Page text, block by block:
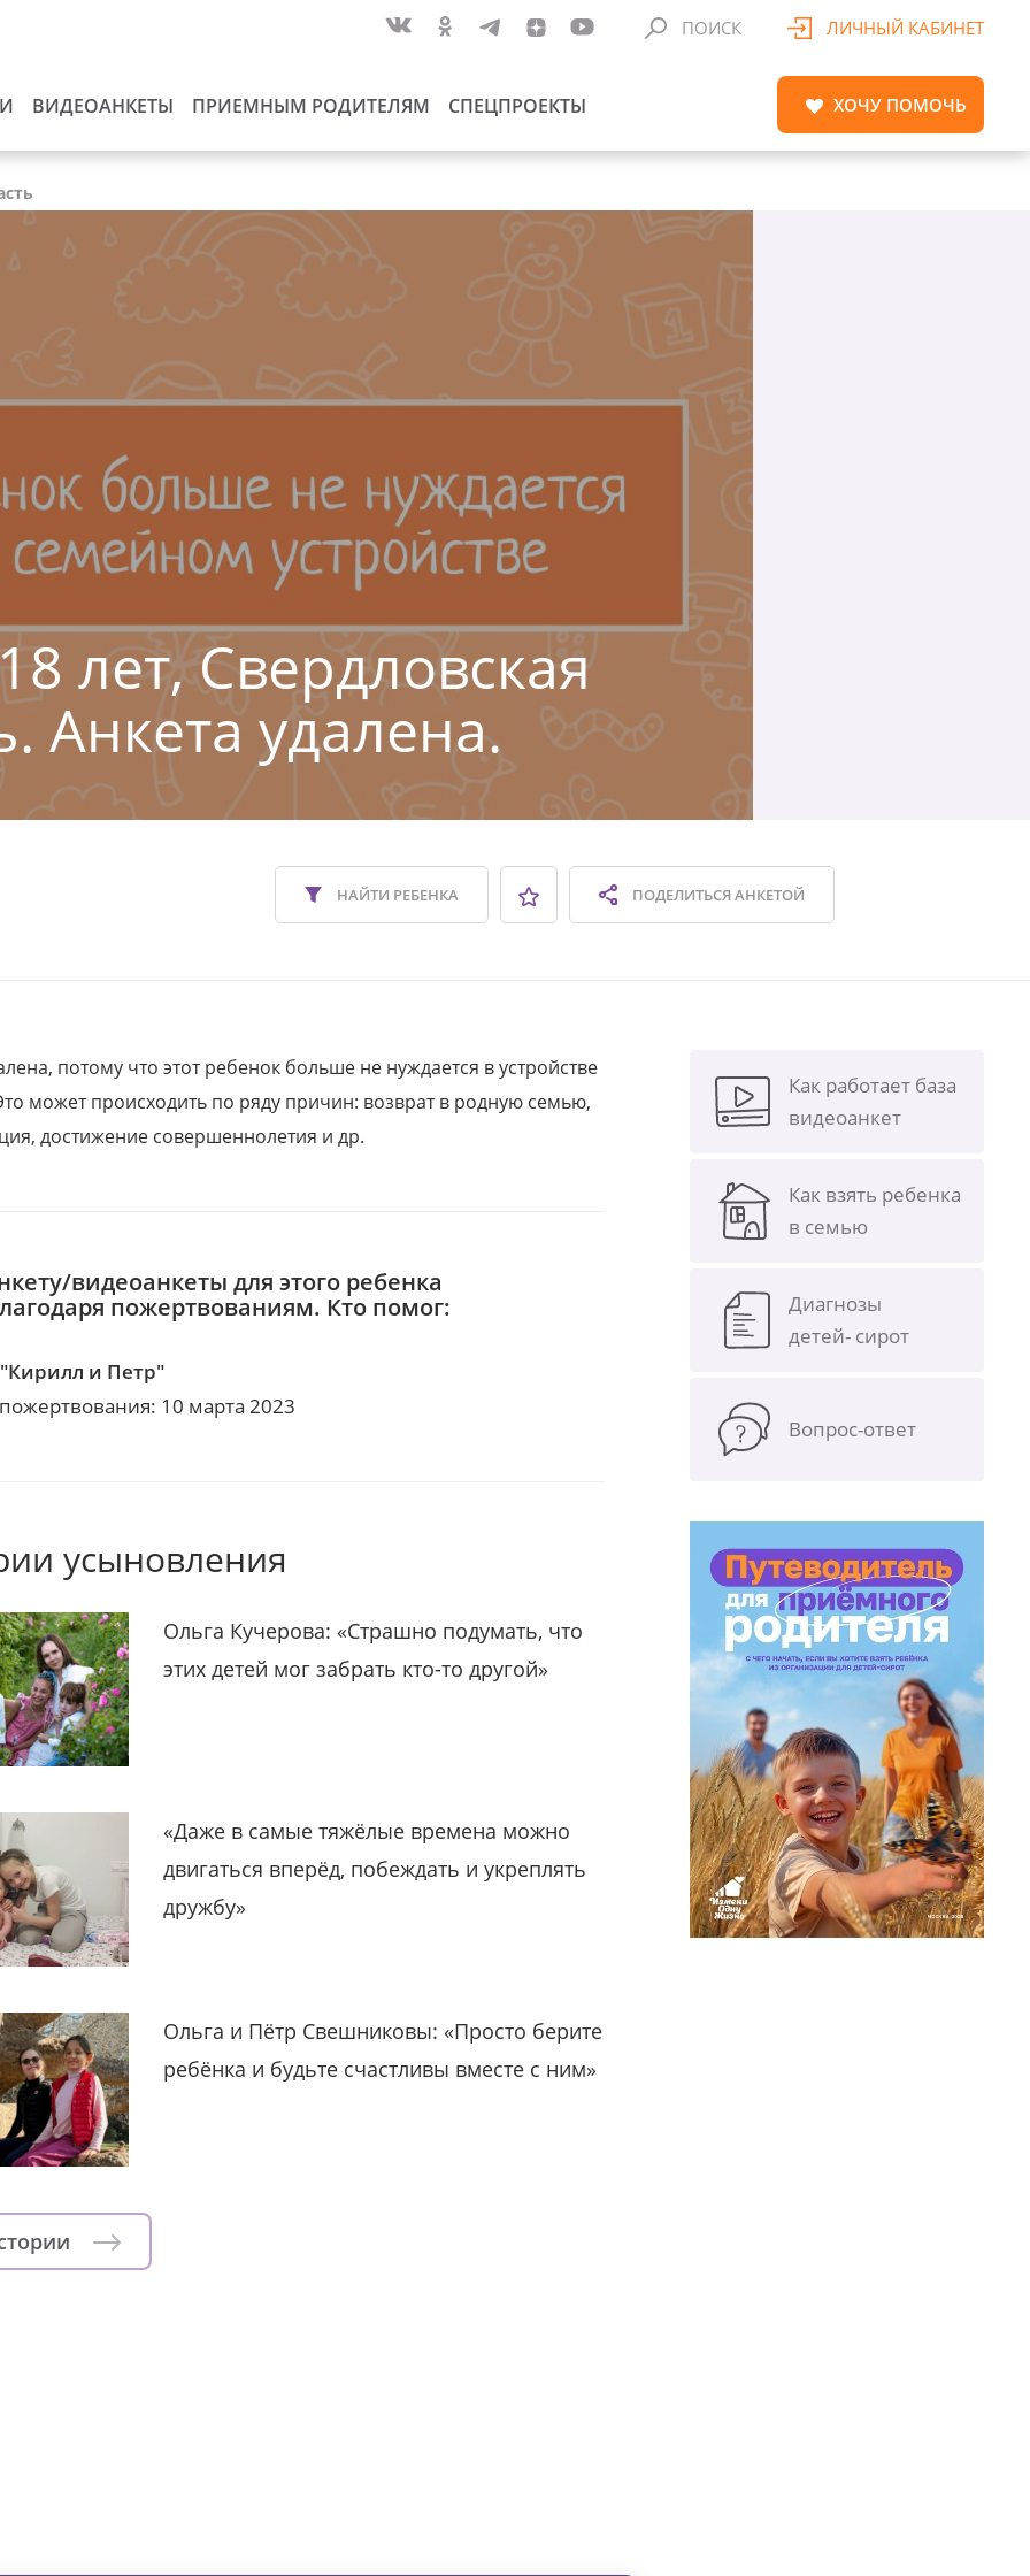
ВИДЕОАНКЕТЫ ПРИЕМНЫМ РОДИТЕЛЯМ СПЕЦПРОЕКТЫ
ПОИСК ЛИЧНЫЙ КАБИНЕТ
ХОЧУ ПОМОЧЬ
лет, Свердловская
Анкета удалена.
ПОДЕЛИТЬСЯАНКЕТОЙ
НАЙТИ РЕБЕНКА
потому что этот ребенок больше не нуждается в устройстве
может происходить по ряду причин: возврат в родную семью,
достижение совершеннолетия и др.
видеоанкеты для этого ребенка
пожертвованиям. Кто помог:
и Петр"
10 марта 2023
усыновления
Ольга Кучерова: «Страшно подумать, что
этих детей мог забрать кто-то другой»
«Даже в самые тяжёлые времена можно
двигаться вперёд, побеждать и укреплять
дружбу»
Ольга и Пётр Свешниковы: «Просто берите
ребёнка и будьте счастливы вместе с ним»
Как работает база
видеоанкет
Как взять ребенка
в семью
Диагнозы
детей- сирот
Вопрос-ответ